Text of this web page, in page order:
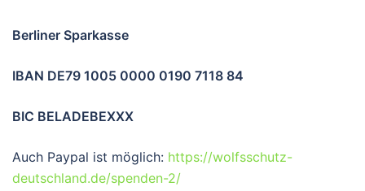
Berliner Sparkasse
IBAN DE79 1005 0000 0190 7118 84
BIC BELADEBEXXX
Auch Paypal ist möglich: https://wolfsschutz-
deutschland.de/spenden-2/